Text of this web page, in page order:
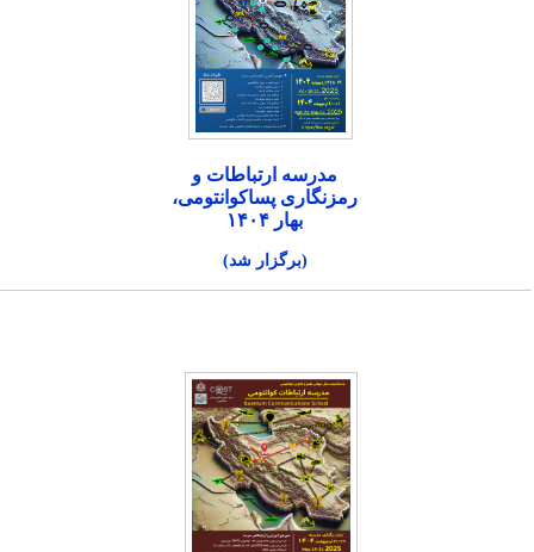
مدرسه ارتباطات و
رمزنگاری پساکوانتومی،
بهار ۱۴۰۴
(برگزار شد)